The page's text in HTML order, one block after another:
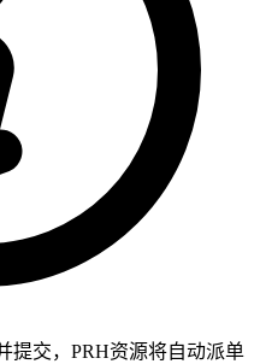
提交，PRH资源将自动派单